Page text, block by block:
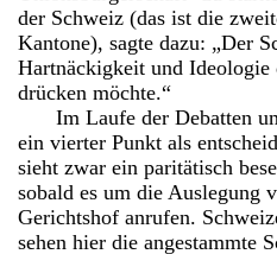
der Schweiz (das ist die
Kantone), sagte dazu: „Der
Hartnäckigkeit und
drücken möchte.“
Im Laufe der Debatten
ein vierter Punkt als
sieht zwar ein paritätisch
sobald es um die Auslegung
Gerichtshof anrufen.
sehen hier die angestammte